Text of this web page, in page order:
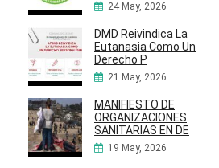
24 May, 2026
DMD Reivindica La
Eutanasia Como Un
Derecho P
21 May, 2026
MANIFIESTO DE
ORGANIZACIONES
SANITARIAS EN DE
19 May, 2026